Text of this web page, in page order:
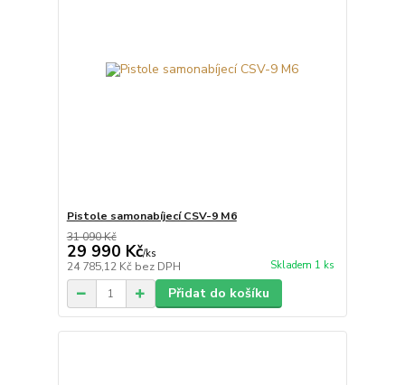
Pistole samonabíjecí CSV-9 M6
31 090 Kč
29 990 Kč/ks
24 785,12 Kč bez DPH Skladem 1 ks
Přidat do košíku